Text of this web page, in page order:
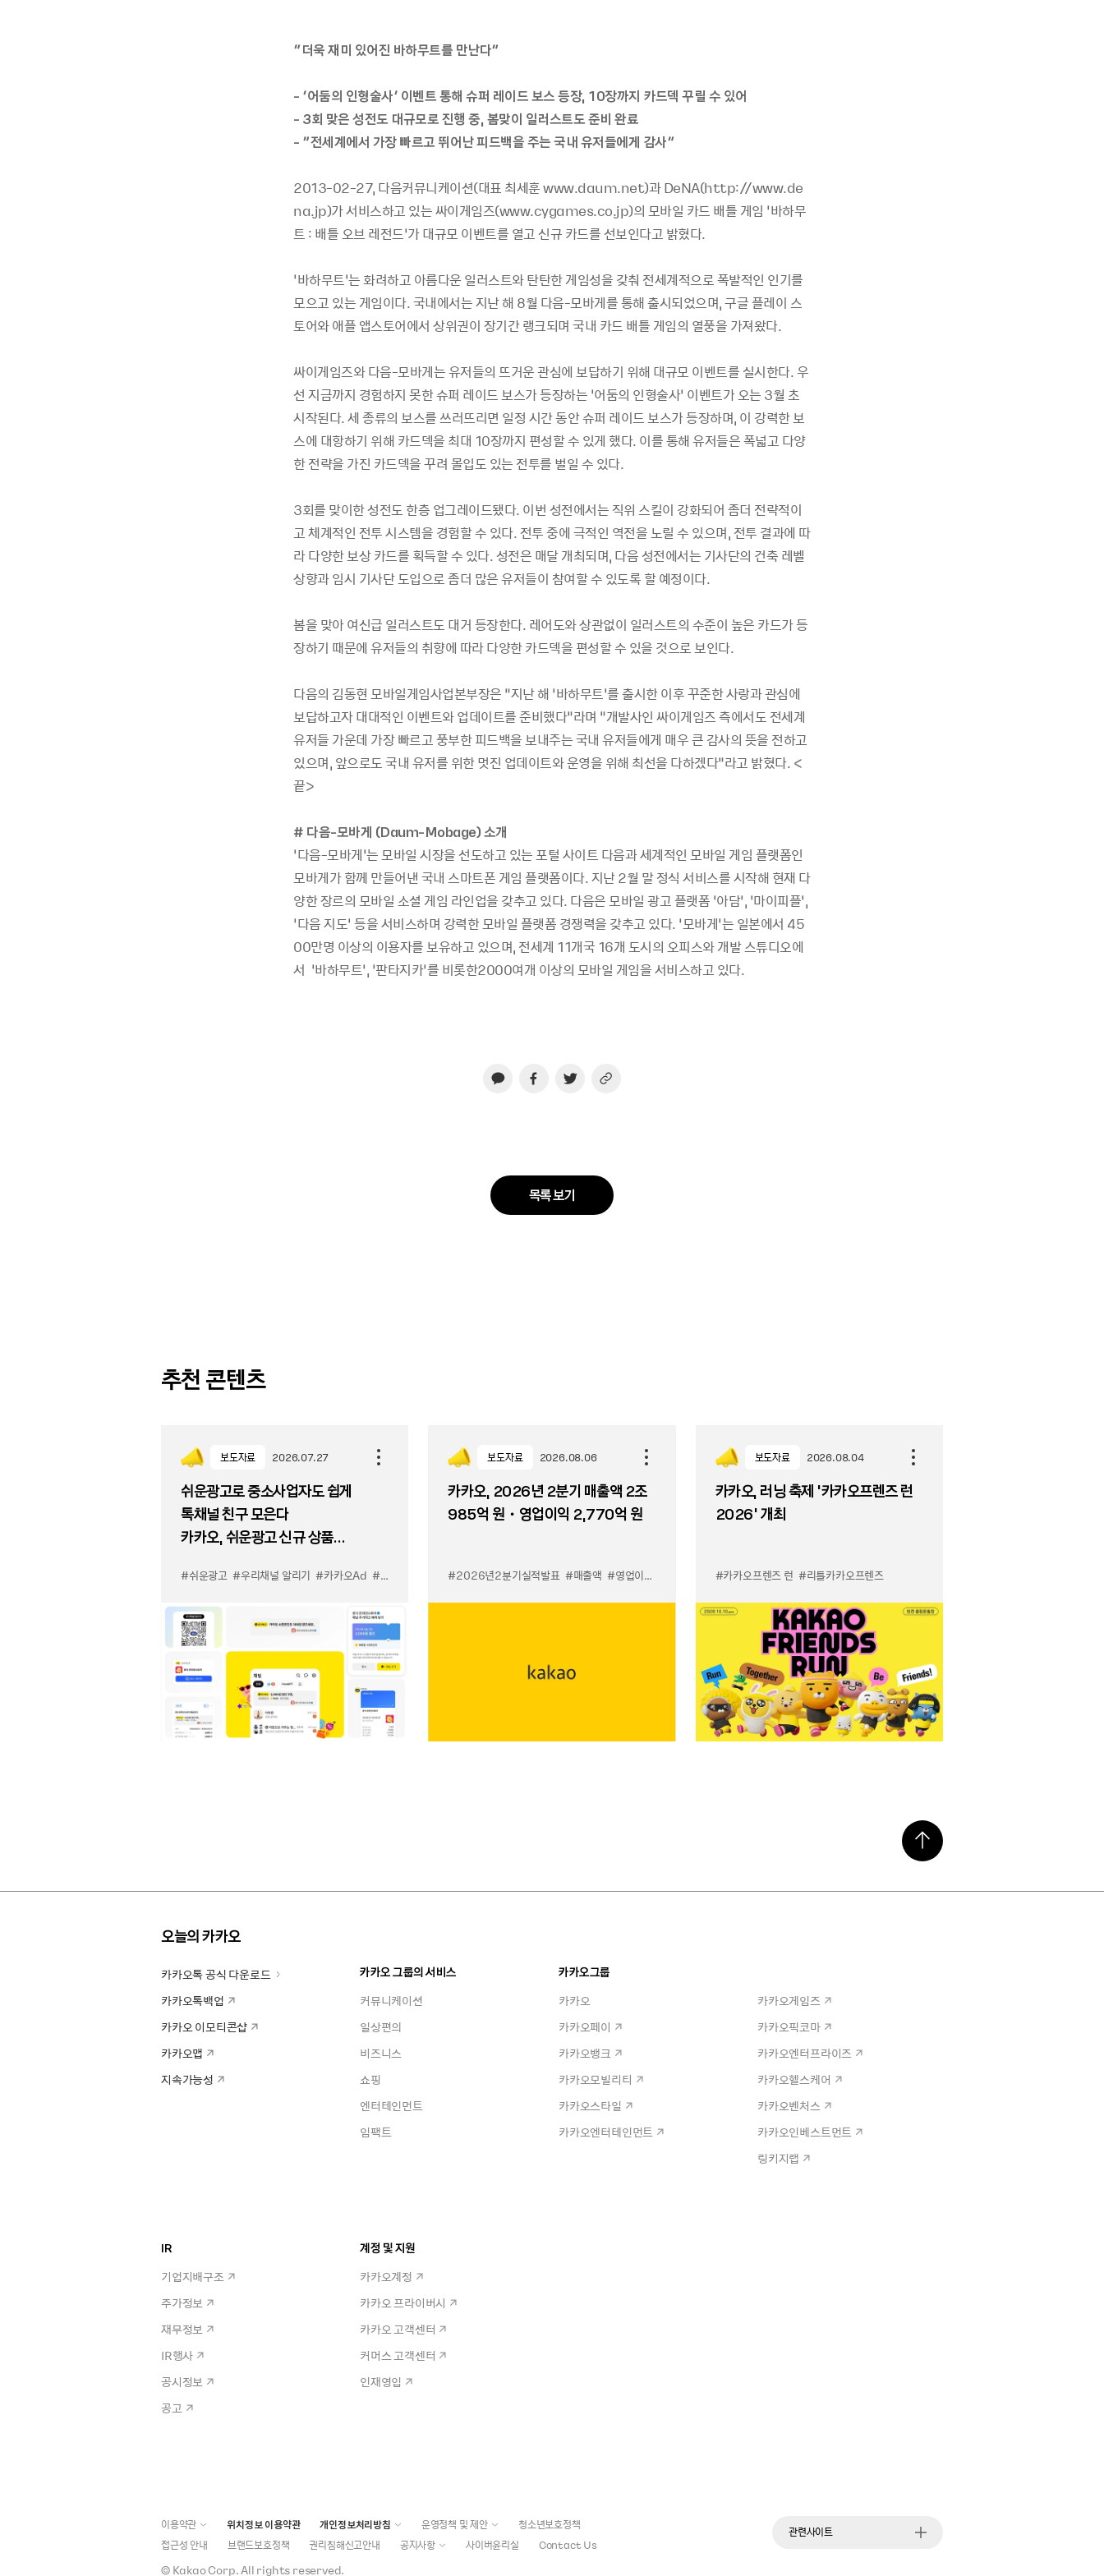
“더욱 재미 있어진 바하무트를 만난다”
- ‘어둠의 인형술사’ 이벤트 통해 슈퍼 레이드 보스 등장, 10장까지 카드덱 꾸릴 수 있어
- 3회 맞은 성전도 대규모로 진행 중, 봄맞이 일러스트도 준비 완료
- “전세계에서 가장 빠르고 뛰어난 피드백을 주는 국내 유저들에게 감사”
2013-02-27, 다음커뮤니케이션(대표 최세훈 www.daum.net)과 DeNA(http://www.de
na.jp)가 서비스하고 있는 싸이게임즈(www.cygames.co.jp)의 모바일 카드 배틀 게임 ‘바하무
트 : 배틀 오브 레전드’가 대규모 이벤트를 열고 신규 카드를 선보인다고 밝혔다.
‘바하무트’는 화려하고 아름다운 일러스트와 탄탄한 게임성을 갖춰 전세계적으로 폭발적인 인기를
모으고 있는 게임이다. 국내에서는 지난 해 8월 다음-모바게를 통해 출시되었으며, 구글 플레이 스
토어와 애플 앱스토어에서 상위권이 장기간 랭크되며 국내 카드 배틀 게임의 열풍을 가져왔다.
싸이게임즈와 다음-모바게는 유저들의 뜨거운 관심에 보답하기 위해 대규모 이벤트를 실시한다. 우
선 지금까지 경험하지 못한 슈퍼 레이드 보스가 등장하는 ‘어둠의 인형술사’ 이벤트가 오는 3월 초
시작된다. 세 종류의 보스를 쓰러뜨리면 일정 시간 동안 슈퍼 레이드 보스가 등장하며, 이 강력한 보
스에 대항하기 위해 카드덱을 최대 10장까지 편성할 수 있게 했다. 이를 통해 유저들은 폭넓고 다양
한 전략을 가진 카드덱을 꾸려 몰입도 있는 전투를 벌일 수 있다.
3회를 맞이한 성전도 한층 업그레이드됐다. 이번 성전에서는 직위 스킬이 강화되어 좀더 전략적이
고 체계적인 전투 시스템을 경험할 수 있다. 전투 중에 극적인 역전을 노릴 수 있으며, 전투 결과에 따
라 다양한 보상 카드를 획득할 수 있다. 성전은 매달 개최되며, 다음 성전에서는 기사단의 건축 레벨
상향과 임시 기사단 도입으로 좀더 많은 유저들이 참여할 수 있도록 할 예정이다.
봄을 맞아 여신급 일러스트도 대거 등장한다. 레어도와 상관없이 일러스트의 수준이 높은 카드가 등
장하기 때문에 유저들의 취향에 따라 다양한 카드덱을 편성할 수 있을 것으로 보인다.
다음의 김동현 모바일게임사업본부장은 “지난 해 ‘바하무트’를 출시한 이후 꾸준한 사랑과 관심에
보답하고자 대대적인 이벤트와 업데이트를 준비했다”라며 “개발사인 싸이게임즈 측에서도 전세계
유저들 가운데 가장 빠르고 풍부한 피드백을 보내주는 국내 유저들에게 매우 큰 감사의 뜻을 전하고
있으며, 앞으로도 국내 유저를 위한 멋진 업데이트와 운영을 위해 최선을 다하겠다”라고 밝혔다. <
끝>
# 다음-모바게 (Daum-Mobage) 소개
‘다음-모바게’는 모바일 시장을 선도하고 있는 포털 사이트 다음과 세계적인 모바일 게임 플랫폼인
모바게가 함께 만들어낸 국내 스마트폰 게임 플랫폼이다. 지난 2월 말 정식 서비스를 시작해 현재 다
양한 장르의 모바일 소셜 게임 라인업을 갖추고 있다. 다음은 모바일 광고 플랫폼 ‘아담’, ‘마이피플’,
‘다음 지도’ 등을 서비스하며 강력한 모바일 플랫폼 경쟁력을 갖추고 있다. ‘모바게’는 일본에서 45
00만명 이상의 이용자를 보유하고 있으며, 전세계 11개국 16개 도시의 오피스와 개발 스튜디오에
서 ‘바하무트’, ‘판타지카’를 비롯한2000여개 이상의 모바일 게임을 서비스하고 있다.
목록 보기
추천 콘텐츠
보도자료 2026.07.27
쉬운광고로 중소사업자도 쉽게
톡채널 친구 모은다
카카오, 쉬운광고 신규 상품
#쉬운광고 #우리채널 알리기 #카카오Ad #카톡 쉬운 광고 #카톡 우리채널 알리기
보도자료 2026.08.06
카카오, 2026년 2분기 매출액 2조
985억 원・영업이익 2,770억 원
#2026년2분기실적발표 #매출액 #영업이익
보도자료 2026.08.04
카카오, 러닝 축제 '카카오프렌즈 런
2026' 개최
#카카오프렌즈 런 #리틀카카오프렌즈
오늘의 카카오
카카오톡 공식 다운로드
카카오톡백업
카카오 이모티콘샵
카카오맵
지속가능성
카카오 그룹의 서비스
커뮤니케이션
일상편의
비즈니스
쇼핑
엔터테인먼트
임팩트
카카오그룹
카카오
카카오페이
카카오뱅크
카카오모빌리티
카카오스타일
카카오엔터테인먼트
카카오게임즈
카카오픽코마
카카오엔터프라이즈
카카오헬스케어
카카오벤처스
카카오인베스트먼트
링키지랩
IR
기업지배구조
주가정보
재무정보
IR행사
공시정보
공고
계정 및 지원
카카오계정
카카오 프라이버시
카카오 고객센터
커머스 고객센터
인재영입
이용약관 위치정보 이용약관 개인정보처리방침 운영정책 및 제안
청소년보호정책
접근성 안내
브랜드보호정책 권리침해신고안내 공지사항 사이버윤리실 Contact Us
관련사이트
© Kakao Corp.All rights reserved.